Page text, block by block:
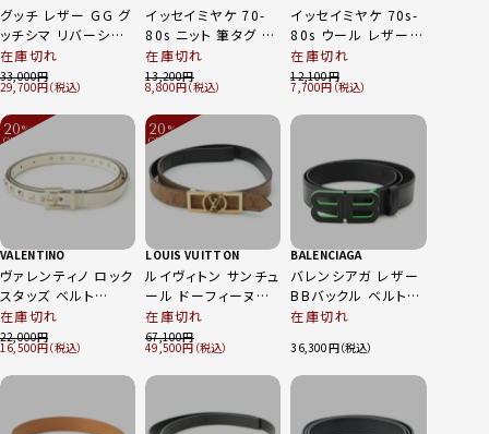
グッチ レザー GG グ
ッチシマ リバーシブ
ル ベルト 473030
ブラック ダークブラ
ウン
在庫切れ
33,000
29,700
イッセイミヤケ 70-
80s ニット 筆タグ マ
ルチ ファブリック ベ
ルト タイ グリーン
在庫切れ
13,200
8,800
イッセイミヤケ 70s-
80s ウール レザー
クロス 布 ベルト ブ
ルー M
在庫切れ
12,100
7,700
20%
OFF
VALENTINO
ヴァレンティノ ロック
スタッズ ベルト
3W0T0535PLX ホ
ワイト
在庫切れ
22,000
16,500
20%
OFF
LOUIS VUITTON
ルイヴィトン サンチュ
ール ドーフィーヌ
25MM モノグラム LV
ロゴ リバーシブル ベ
ルト M0203 ブラウン
80/32
在庫切れ
67,100
49,500
BALENCIAGA
バレンシアガ レザー
BBバックル ベルト
674171 ブラック グ
在庫切れ
36,300